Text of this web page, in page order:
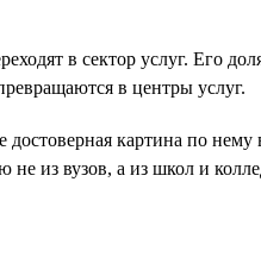
в сектор услуг. Его
в центры услуг.
картина по нему
не из вузов, а из школ и